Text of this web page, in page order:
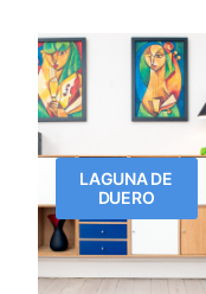
LAGUNA DE
DUERO